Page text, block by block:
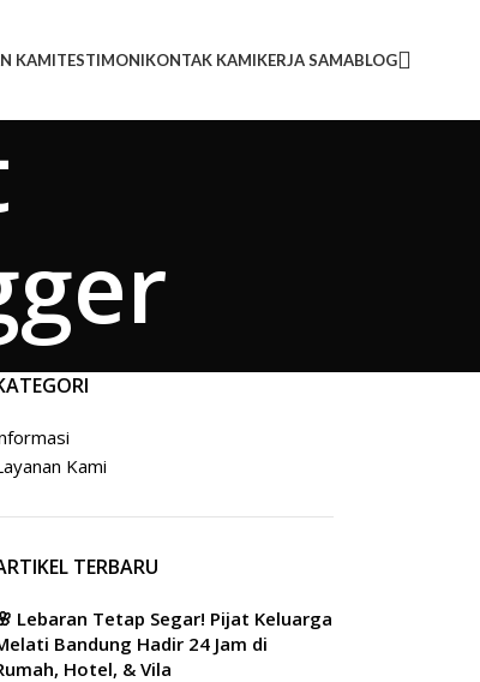
KAMITESTIMONIKONTAK KAMIKERJA SAMABLOG
Kami
TERBARU
Lebaran Tetap Segar! Pijat Keluarga
Bandung Hadir 24 Jam di
Hotel, & Vila